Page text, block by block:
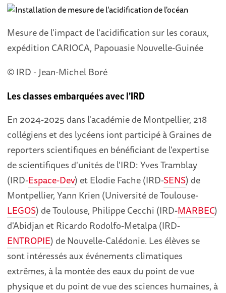
Mesure de l'impact de l'acidification sur les coraux,
expédition CARIOCA, Papouasie Nouvelle-Guinée
© IRD - Jean-Michel Boré
Les classes embarquées avec l'IRD
En 2024-2025 dans l'académie de Montpellier, 218
collégiens et des lycéens iont participé à Graines de
reporters scientifiques en bénéficiant de l'expertise
de scientifiques d'unités de l'IRD: Yves Tramblay
(IRD-Espace-Dev) et Elodie Fache (IRD-SENS) de
Montpellier, Yann Krien (Université de Toulouse-
LEGOS) de Toulouse, Philippe Cecchi (IRD-MARBEC)
d'Abidjan et Ricardo Rodolfo-Metalpa (IRD-
ENTROPIE) de Nouvelle-Calédonie. Les élèves se
sont intéressés aux événements climatiques
extrêmes, à la montée des eaux du point de vue
physique et du point de vue des sciences humaines, à